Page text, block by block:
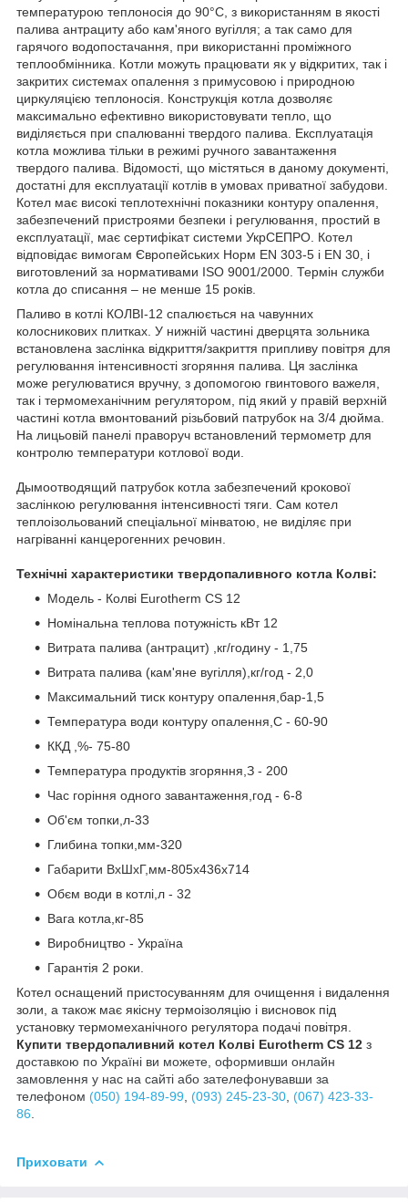
температурою теплоносія до 90°С, з використанням в якості
палива антрациту або кам'яного вугілля; а так само для
гарячого водопостачання, при використанні проміжного
теплообмінника. Котли можуть працювати як у відкритих, так і
закритих системах опалення з примусовою і природною
циркуляцією теплоносія. Конструкція котла дозволяє
максимально ефективно використовувати тепло, що
виділяється при спалюванні твердого палива. Експлуатація
котла можлива тільки в режимі ручного завантаження
твердого палива. Відомості, що містяться в даному документі,
достатні для експлуатації котлів в умовах приватної забудови.
Котел має високі теплотехнічні показники контуру опалення,
забезпечений пристроями безпеки і регулювання, простий в
експлуатації, має сертифікат системи УкрСЕПРО. Котел
відповідає вимогам Європейських Норм EN 303-5 і EN 30, і
виготовлений за нормативами ISO 9001/2000. Термін служби
котла до списання – не менше 15 років.
Паливо в котлі КОЛВІ-12 спалюється на чавунних
колосникових плитках. У нижній частині дверцята зольника
встановлена заслінка відкриття/закриття припливу повітря для
регулювання інтенсивності згоряння палива. Ця заслінка
може регулюватися вручну, з допомогою гвинтового важеля,
так і термомеханічним регулятором, під який у правій верхній
частині котла вмонтований різьбовий патрубок на 3/4 дюйма.
На лицьовій панелі праворуч встановлений термометр для
контролю температури котлової води.
Дымоотводящий патрубок котла забезпечений крокової
заслінкою регулювання інтенсивності тяги. Сам котел
теплоізольований спеціальної мінватою, не виділяє при
нагріванні канцерогенних речовин.
Технічні характеристики твердопаливного котла Колві:
Модель - Колві Eurotherm CS 12
Номінальна теплова потужність кВт 12
Витрата палива (антрацит) ,кг/годину - 1,75
Витрата палива (кам'яне вугілля),кг/год - 2,0
Максимальний тиск контуру опалення,бар-1,5
Температура води контуру опалення,С - 60-90
ККД ,%- 75-80
Температура продуктів згоряння,З - 200
Час горіння одного завантаження,год - 6-8
Об'єм топки,л-33
Глибина топки,мм-320
Габарити ВхШхГ,мм-805х436х714
Обєм води в котлі,л - 32
Вага котла,кг-85
Виробництво - Україна
Гарантія 2 роки.
Котел оснащений пристосуванням для очищення і видалення
золи, а також має якісну термоізоляцію і висновок під
установку термомеханічного регулятора подачі повітря.
Купити твердопаливний котел Колві Eurotherm CS 12 з
доставкою по Україні ви можете, оформивши онлайн
замовлення у нас на сайті або зателефонувавши за
телефоном (050) 194-89-99 (093) 245-23-30 (067) 423-33-
86
Приховати